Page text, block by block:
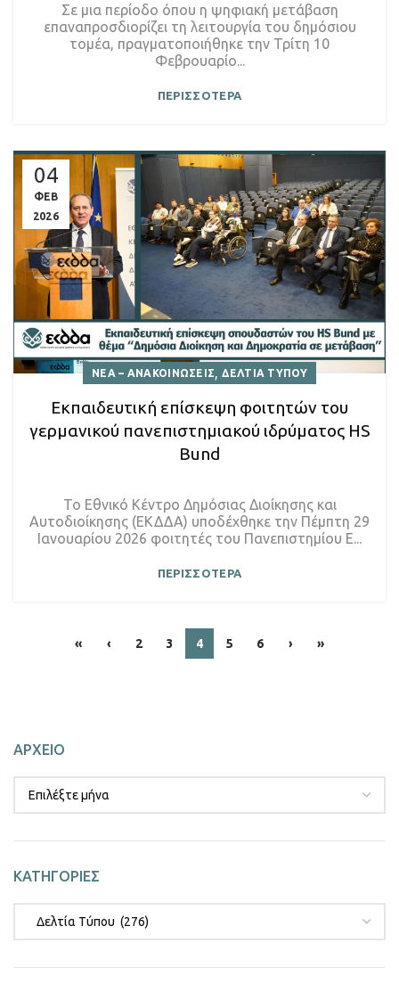
Σε μια περίοδο όπου η ψηφιακή μετάβαση
επαναπροσδιορίζει τη λειτουργία του δημόσιου
τομέα, πραγματοποιήθηκε την Τρίτη 10
Φεβρουαρίο...
ΠΕΡΙΣΣΟΤΕΡΑ
04
ΦΕΒ
2026
ΝΕΑ – ΑΝΑΚΟΙΝΩΣΕΙΣ,ΔΕΛΤΙΑ ΤΥΠΟΥ
Εκπαιδευτική επίσκεψη φοιτητών του
γερμανικού πανεπιστημιακού ιδρύματος HS
Bund
Το Εθνικό Κέντρο Δημόσιας Διοίκησης και
Αυτοδιοίκησης (ΕΚΔΔΑ) υποδέχθηκε την Πέμπτη 29
Ιανουαρίου 2026 φοιτητές του Πανεπιστημίου Ε...
ΠΕΡΙΣΣΟΤΕΡΑ
« ‹ 2 3 4 5 6 › »
ΑΡΧΕΙΟ
ΚΑΤΗΓΟΡΙΕΣ